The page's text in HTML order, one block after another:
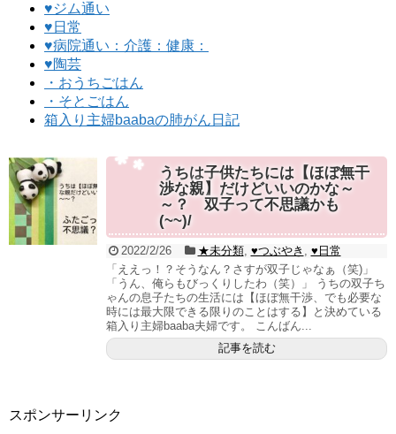
♥ジム通い
♥日常
♥病院通い：介護：健康：
♥陶芸
・おうちごはん
・そとごはん
箱入り主婦baabaの肺がん日記
うちは子供たちには【ほぼ無干
渉な親】だけどいいのかな～
～？ 双子って不思議かも
(~~)/
2022/2/26 ★未分類, ♥つぶやき , ♥日常
「ええっ！？そうなん？さすが双子じゃなぁ（笑)」
「うん、俺らもびっくりしたわ（笑）」 うちの双子ち
ゃんの息子たちの生活には【ほぼ無干渉、でも必要な
時には最大限できる限りのことはする】と決めている
箱入り主婦baaba夫婦です。 こんばん...
記事を読む
スポンサーリンク